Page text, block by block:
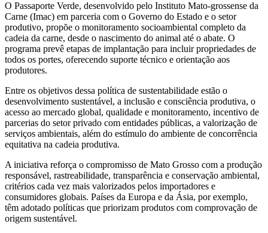
O Passaporte Verde, desenvolvido pelo Instituto Mato-grossense da
Carne (Imac) em parceria com o Governo do Estado e o setor
produtivo, propõe o monitoramento socioambiental completo da
cadeia da carne, desde o nascimento do animal até o abate. O
programa prevê etapas de implantação para incluir propriedades de
todos os portes, oferecendo suporte técnico e orientação aos
produtores.
Entre os objetivos dessa política de sustentabilidade estão o
desenvolvimento sustentável, a inclusão e consciência produtiva, o
acesso ao mercado global, qualidade e monitoramento, incentivo de
parcerias do setor privado com entidades públicas, a valorização de
serviços ambientais, além do estímulo do ambiente de concorrência
equitativa na cadeia produtiva.
A iniciativa reforça o compromisso de Mato Grosso com a produção
responsável, rastreabilidade, transparência e conservação ambiental,
critérios cada vez mais valorizados pelos importadores e
consumidores globais. Países da Europa e da Ásia, por exemplo,
têm adotado políticas que priorizam produtos com comprovação de
origem sustentável.